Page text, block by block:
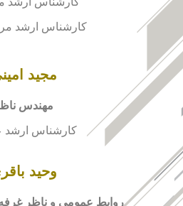
کارشناس ارشد
مجید
مهندس
کارشناس ارشد
وحید
روابط عمومی و ناظر